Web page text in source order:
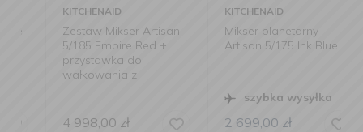
KITCHENAID
Zestaw Mikser Artisan
5/185 Empire Red +
przystawka do
wałkowania z
4 998,00zł
KITCHENAID
Mikser planetarny
Artisan 5/175 Ink Blue
szybka wysyłka
2 699,00zł